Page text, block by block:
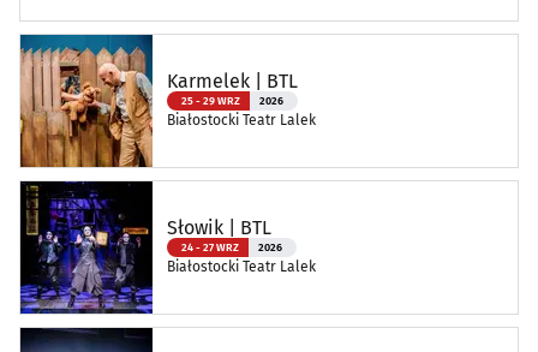
Karmelek | BTL
25 - 29 WRZ 2026
Białostocki Teatr Lalek
Słowik | BTL
24 - 27 WRZ 2026
Białostocki Teatr Lalek